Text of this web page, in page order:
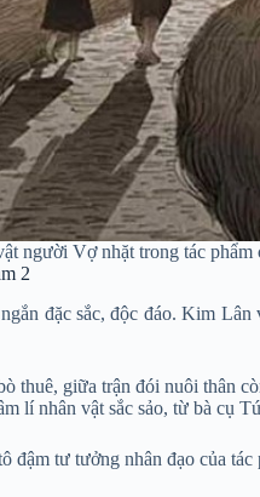
người Vợ nhặt trong tác
2
đặc sắc, độc đáo. Kim
thuê, giữa trận đói nuôi thân
lí nhân vật sắc sảo, từ bà cụ
đậm tư tưởng nhân đạo của tác